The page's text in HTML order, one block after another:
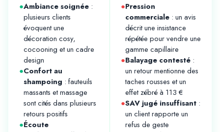
●Ambiance soignée :
plusieurs clients
évoquent une
décoration cosy,
cocooning et un cadre
design
●Confort au
shampoing : fauteuils
massants et massage
sont cités dans plusieurs
retours positifs
●Écoute
●Pression
commerciale : un avis
décrit une insistance
répétée pour vendre une
gamme capillaire
●Balayage contesté :
un retour mentionne des
taches rousses et un
effet zébré à 113 €
●SAV jugé insuffisant :
un client rapporte un
refus de geste